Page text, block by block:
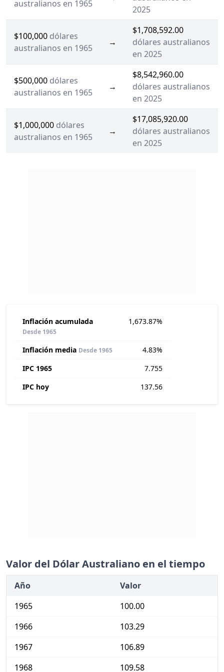
australianos en 1965
2025
$100,000 dólares
australianos en 1965
→
$1,708,592.00
dólares australianos
en 2025
$500,000 dólares
australianos en 1965
→
$8,542,960.00
dólares australianos
en 2025
$1,000,000 dólares
australianos en 1965
→
$17,085,920.00
dólares australianos
en 2025
Inflación acumulada
Desde 1965
1,673.87%
Inflación media Desde 1965
4.83%
IPC 1965
7.755
IPC hoy
137.56
Valor del Dólar Australiano en el tiempo
Año
Valor
1965
100.00
1966
103.29
1967
106.89
1968
109.58